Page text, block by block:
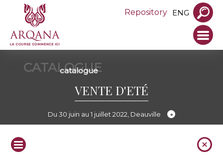
Repository ENG
CATALOGUE
catalogue
VENTE D'ETÉ
Du 30 juin au 1 juillet 2022, Deauville